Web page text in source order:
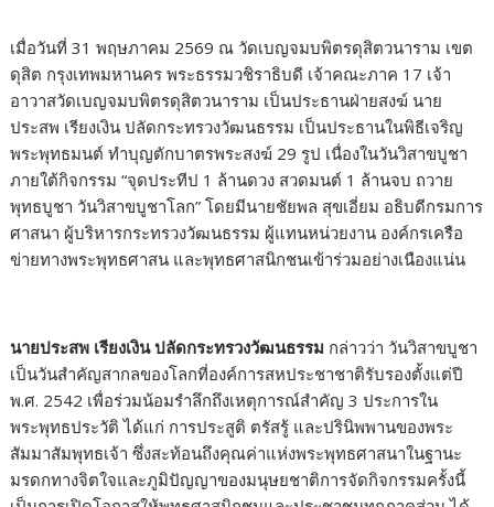
เมื่อวันที่ 31 พฤษภาคม 2569 ณ วัดเบญจมบพิตรดุสิตวนาราม เขต
ดุสิต กรุงเทพมหานคร พระธรรมวชิราธิบดี เจ้าคณะภาค 17 เจ้า
อาวาสวัดเบญจมบพิตรดุสิตวนาราม เป็นประธานฝ่ายสงฆ์ นาย
ประสพ เรียงเงิน ปลัดกระทรวงวัฒนธรรม เป็นประธานในพิธีเจริญ
พระพุทธมนต์ ทำบุญตักบาตรพระสงฆ์ 29 รูป เนื่องในวันวิสาขบูชา
ภายใต้กิจกรรม “จุดประทีป 1 ล้านดวง สวดมนต์ 1 ล้านจบ ถวาย
พุทธบูชา วันวิสาขบูชาโลก” โดยมีนายชัยพล สุขเอี่ยม อธิบดีกรมการ
ศาสนา ผู้บริหารกระทรวงวัฒนธรรม ผู้แทนหน่วยงาน องค์กรเครือ
ข่ายทางพระพุทธศาสน และพุทธศาสนิกชนเข้าร่วมอย่างเนืองแน่น
นายประสพ เรียงเงิน ปลัดกระทรวงวัฒนธรรม กล่าวว่า วันวิสาขบูชา
เป็นวันสำคัญสากลของโลกที่องค์การสหประชาชาติรับรองตั้งแต่ปี
พ.ศ. 2542 เพื่อร่วมน้อมรำลึกถึงเหตุการณ์สำคัญ 3 ประการใน
พระพุทธประวัติ ได้แก่ การประสูติ ตรัสรู้ และปรินิพพานของพระ
สัมมาสัมพุทธเจ้า ซึ่งสะท้อนถึงคุณค่าแห่งพระพุทธศาสนาในฐานะ
มรดกทางจิตใจและภูมิปัญญาของมนุษยชาติการจัดกิจกรรมครั้งนี้